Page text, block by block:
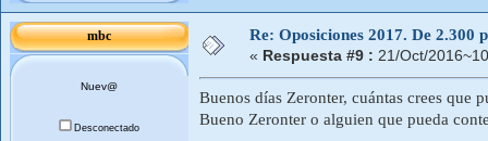
mbc
Nuev@
Desconectado
Re: Oposiciones 2017. De 2.300
« Respuesta #9 : 21/Oct/
Buenos días Zeronter, cuántas crees que
Bueno Zeronter o alguien que pueda